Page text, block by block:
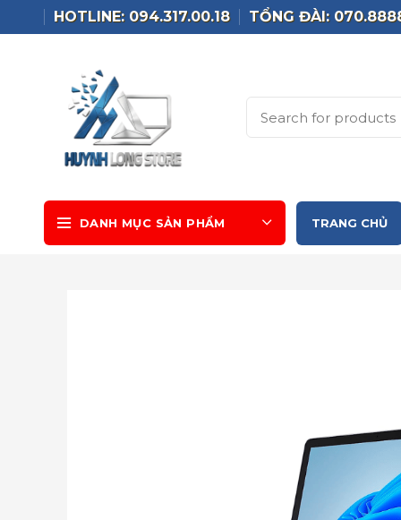
HOTLINE: 094.317.00.18 TỔNG ĐÀI:
DANH MỤC SẢN PHẨM TRANG CHỦ